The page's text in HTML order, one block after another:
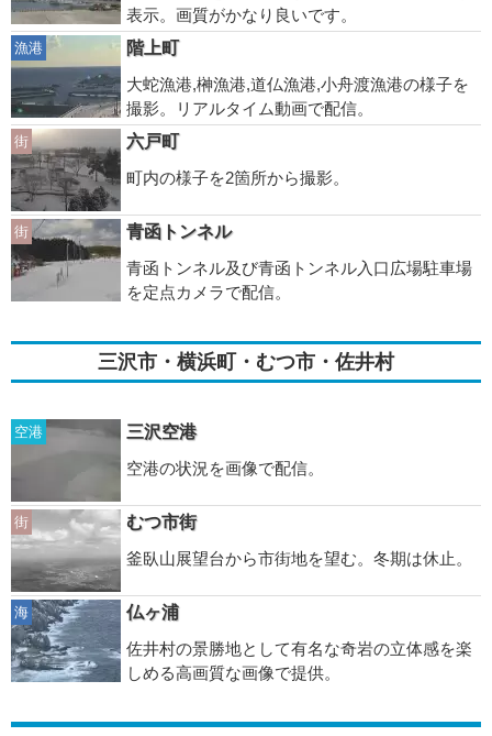
表示。画質がかなり良いです。
漁港
階上町
大蛇漁港,榊漁港,道仏漁港,小舟渡漁港の様子を
撮影。リアルタイム動画で配信。
街
六戸町
町内の様子を2箇所から撮影。
街
青函トンネル
青函トンネル及び青函トンネル入口広場駐車場
を定点カメラで配信。
三沢市・横浜町・むつ市・佐井村
空港
三沢空港
空港の状況を画像で配信。
街
むつ市街
釜臥山展望台から市街地を望む。冬期は休止。
海
仏ヶ浦
佐井村の景勝地として有名な奇岩の立体感を楽
しめる高画質な画像で提供。